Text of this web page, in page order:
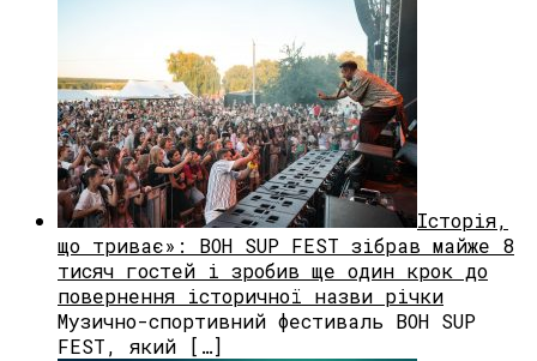
Історія,
що триває»: BOH SUP FEST зібрав майже 8
тисяч гостей і зробив ще один крок до
повернення історичної назви річки
Музично-спортивний фестиваль BOH SUP
FEST, який […]